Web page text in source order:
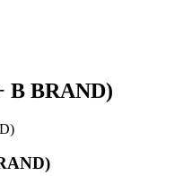
B BRAND)